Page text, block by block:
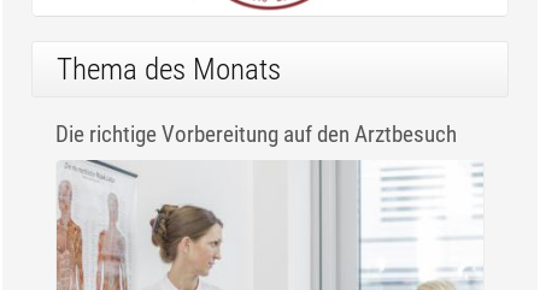
Thema des Monats
Die richtige Vorbereitung auf den Arztbesuch